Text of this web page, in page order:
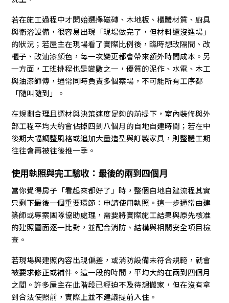
若在施工過程中才開始選擇磁磚、木地板、櫃體材質、廚具
與衛浴設備，很容易出現「現場做完了，但材料還沒進場」
的狀況；若屋主在現場看了實際比例後，臨時想改隔間、改
櫃子、改油漆顏色，每一次變更都會帶來額外時間成本。另
一方面，工班排程也是變數之一，優質的泥作、水電、木工
與油漆師傅，通常同時負責多個案場，不可能所有工序都
「隨叫隨到」。
在規劃合理且選材與決策速度足夠的前提下，室內裝修與外
部工程平均大約會佔掉四到八個月的自地自建時間；若在中
後期大幅調整風格或追加大量造型與訂製家具，則整體工期
往往會再被往後推一季。
使用執照與完工驗收：最後的兩到四個月
當你覺得房子「看起來都好了」時，整個自地自建流程其實
只剩下最後一個重要環節：申請使用執照。這一步通常由建
築師或專案團隊協助處理，需要將實際施工結果與原先核准
的建照圖面逐一比對，並配合消防、結構與相關安全項目檢
查。
若現場與建照內容出現偏差，或消防設備未符合規範，就會
被要求修正或補件。這一段的時間，平均大約在兩到四個月
之間。許多屋主在此階段已經迫不及待想搬家，但在沒有拿
到合法使照前，實際上並不建議提前入住。